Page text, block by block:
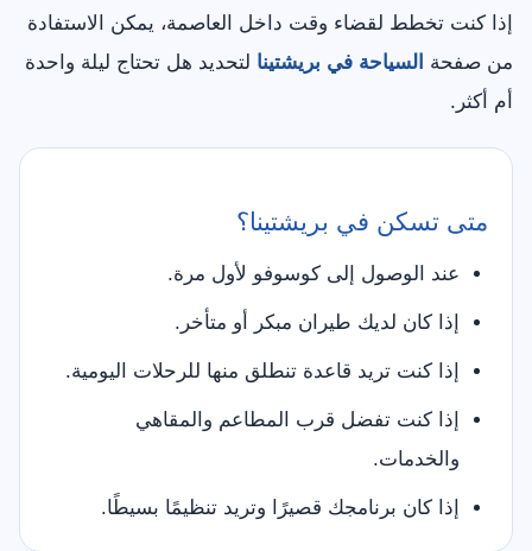
إذا كنت تخطط لقضاء وقت داخل العاصمة، يمكن الاستفادة
من صفحة السياحة في بريشتينا لتحديد هل تحتاج ليلة واحدة
أم أكثر.
متى تسكن في بريشتينا؟
عند الوصول إلى كوسوفو لأول مرة.
إذا كان لديك طيران مبكر أو متأخر.
إذا كنت تريد قاعدة تنطلق منها للرحلات اليومية.
إذا كنت تفضل قرب المطاعم والمقاهي
والخدمات.
إذا كان برنامجك قصيرًا وتريد تنظيمًا بسيطًا.